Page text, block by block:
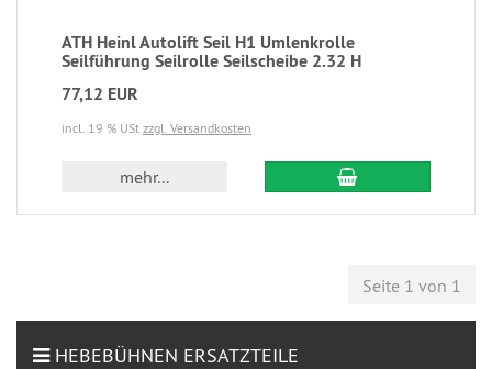
ATH Heinl Autolift Seil H1 Umlenkrolle
Seilführung Seilrolle Seilscheibe 2.32 H
77,12 EUR
incl. 19 % USt zzgl. Versandkosten
mehr...
Seite 1 von 1
HEBEBÜHNEN ERSATZTEILE